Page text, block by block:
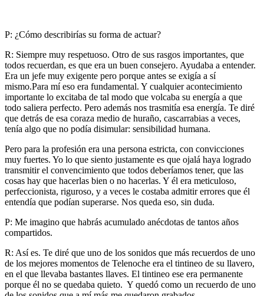
P: ¿Cómo describirías su forma de actuar?
R: Siempre muy respetuoso. Otro de sus rasgos importantes, que
todos recuerdan, es que era un buen consejero. Ayudaba a entender.
Era un jefe muy exigente pero porque antes se exigía a sí
mismo.Para mí eso era fundamental. Y cualquier acontecimiento
importante lo excitaba de tal modo que volcaba su energía a que
todo saliera perfecto. Pero además nos trasmitía esa energía. Te diré
que detrás de esa coraza medio de huraño, cascarrabias a veces,
tenía algo que no podía disimular: sensibilidad humana.
Pero para la profesión era una persona estricta, con convicciones
muy fuertes. Yo lo que siento justamente es que ojalá haya logrado
transmitir el convencimiento que todos deberíamos tener, que las
cosas hay que hacerlas bien o no hacerlas. Y él era meticuloso,
perfeccionista, riguroso, y a veces le costaba admitir errores que él
entendía que podían superarse. Nos queda eso, sin duda.
P: Me imagino que habrás acumulado anécdotas de tantos años
compartidos.
R: Así es. Te diré que uno de los sonidos que más recuerdos de uno
de los mejores momentos de Telenoche era el tintineo de su llavero,
en el que llevaba bastantes llaves. El tintineo ese era permanente
porque él no se quedaba quieto. Y quedó como un recuerdo de uno